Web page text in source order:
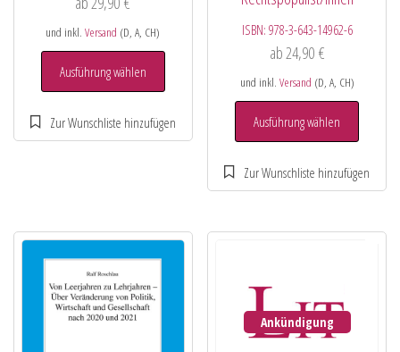
und inkl.Versand (D, A, CH)
Ausführung wählen
ISBN: 978-3-643-14962-6
ab24,90 €
und inkl. Versand (D, A, CH)
Ausführung wählen
Ankündigung